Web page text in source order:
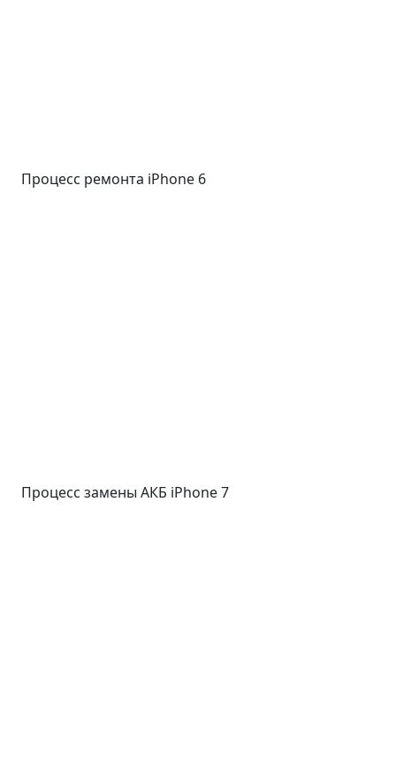
Процесс ремонта iPhone 6
Процесс замены АКБ iPhone 7